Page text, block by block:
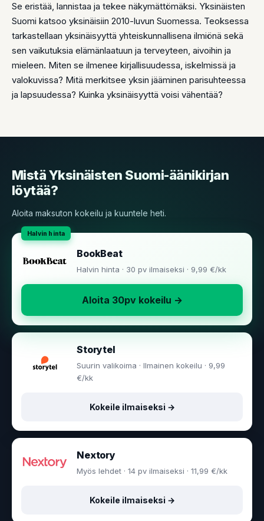
Se eristää, lannistaa ja tekee näkymättömäksi. Yksinäisten
Suomi katsoo yksinäisiin 2010-luvun Suomessa. Teoksessa
tarkastellaan yksinäisyyttä yhteiskunnallisena ilmiönä sekä
sen vaikutuksia elämänlaatuun ja terveyteen, aivoihin ja
mieleen. Miten se ilmenee kirjallisuudessa, iskelmissä ja
valokuvissa? Mitä merkitsee yksin jääminen parisuhteessa
ja lapsuudessa? Kuinka yksinäisyyttä voisi vähentää?
Mistä Yksinäisten Suomi-äänikirjan
löytää?
Aloita maksuton kokeilu ja kuuntele heti.
BookBeat
Halvin hinta · 30 pv ilmaiseksi · 9,99 €/kk
Aloita 30pv kokeilu →
Storytel
Suurin valikoima · Ilmainen kokeilu · 9,99
€/kk
Kokeile ilmaiseksi →
Nextory
Myös lehdet · 14 pv ilmaiseksi · 11,99 €/kk
Kokeile ilmaiseksi →